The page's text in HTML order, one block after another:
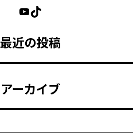
最近の投稿
アーカイブ